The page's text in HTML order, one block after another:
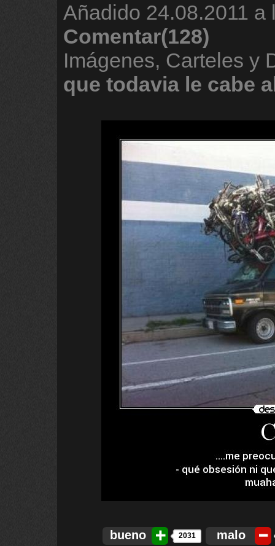
Añadido 24.08.2011 a
Comentar(128)
Imágenes, Carteles y
que todavia le cabe
bueno 2031 malo